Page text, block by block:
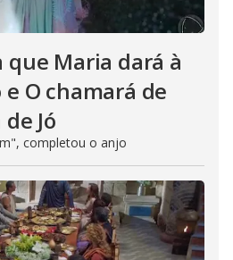
que Maria dará à
O chamará de
Jó
completou o anjo